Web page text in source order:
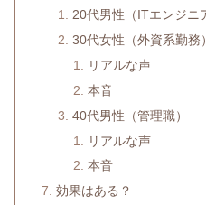
20代男性（ITエンジニ
30代女性（外資系勤務）
リアルな声
本音
40代男性（管理職）
リアルな声
本音
効果はある？